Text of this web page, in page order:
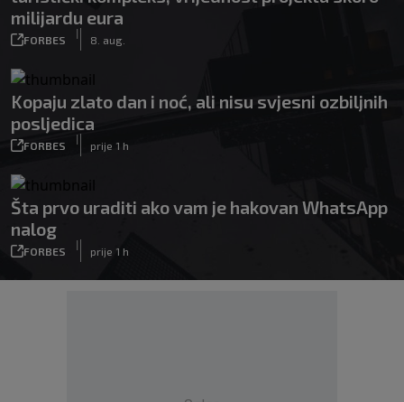
milijardu eura
FORBES
|
8. aug.
Kopaju zlato dan i noć, ali nisu svjesni ozbiljnih
posljedica
FORBES
|
prije 1 h
Šta prvo uraditi ako vam je hakovan WhatsApp
nalog
FORBES
|
prije 1 h